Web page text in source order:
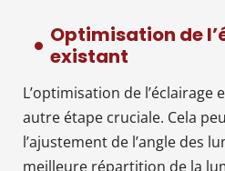
Optimisation de
existant
L’optimisation de l’éclairage
autre étape cruciale. Cela
l’ajustement de l’angle des
meilleure répartition de la